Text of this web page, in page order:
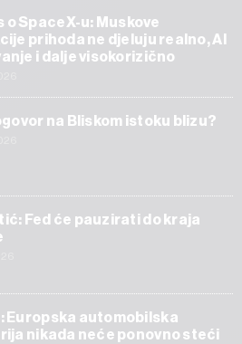
o SpaceX-u: Muskove
prihoda ne djeluju realno, AI
i dalje visokorizično
na Bliskom istoku blizu?
Fed će pauzirati do kraja
Europska automobilska
nikada neće ponovno steći